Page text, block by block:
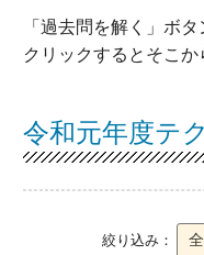
「過去問を解く」ボ
クリックするとそこか
令和元年度テ
絞り込み：